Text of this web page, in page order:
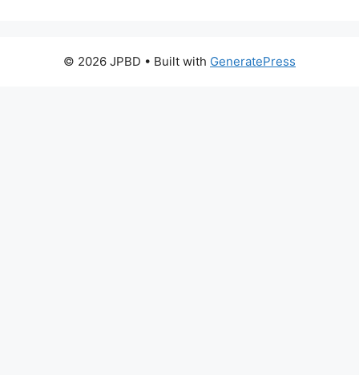
© 2026 JPBD • Built with GeneratePress